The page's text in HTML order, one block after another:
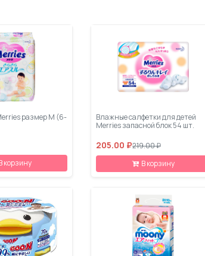
размер М (6-
корзину
Влажные салфетки для детей
Merries запасной блок 54 шт.
205.00 ₽219.00 ₽
В корзину